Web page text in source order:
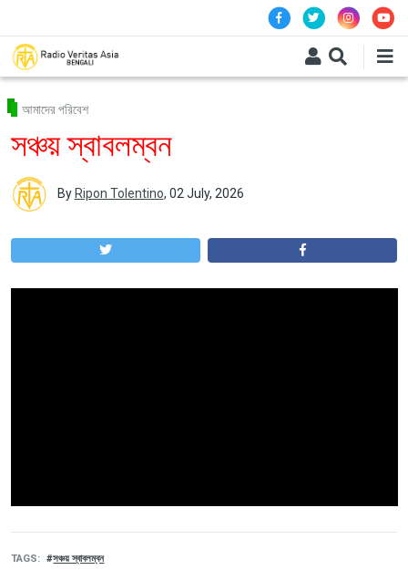
আমাদের পরিবেশ
সঞ্চয় স্বাবলম্বন
By Ripon Tolentino, 02 July, 2026
TAGS সঞ্চয় স্বাবলম্বন